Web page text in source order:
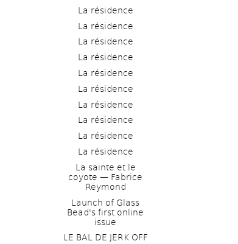
La résidence
La résidence
La résidence
La résidence
La résidence
La résidence
La résidence
La résidence
La résidence
La résidence
La sainte et le
coyote — Fabrice
Reymond
Launch of Glass
Bead's first online
issue
LE BAL DE JERK OFF